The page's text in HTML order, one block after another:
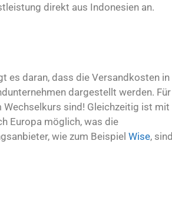
direkt aus Indonesien an.
es daran, dass die Versandkosten in
dargestellt werden. Für
Wechselkurs sind! Gleichzeitig ist mit
Europa möglich, was die
wie zum Beispiel Wise, sind